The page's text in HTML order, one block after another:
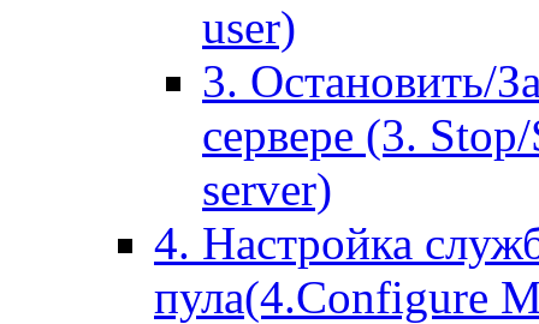
user)
3. Остановить/
сервере (3.
server)
4. Настройка
пула(4.Configure